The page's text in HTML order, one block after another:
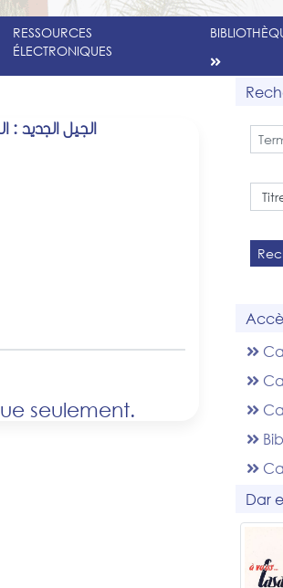
RESSOURCES
ÉLECTRONIQUES
Dar
الجيل الجديد
seulement.